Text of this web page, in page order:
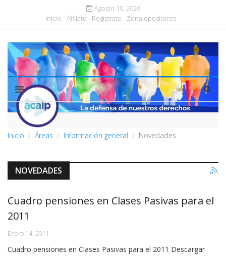
Agosto 10, 2026
Inicio
Afiliate Regístrate Zona opositores
Inicio Áreas Información general Novedades
NOVEDADES
Cuadro pensiones en Clases Pasivas para el
2011
Enero 14, 2011
Cuadro pensiones en Clases Pasivas para el 2011 Descargar